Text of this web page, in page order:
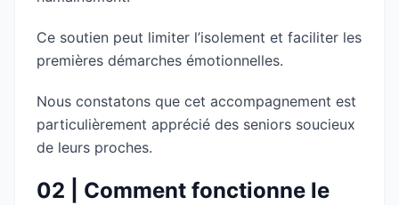
Ce soutien peut limiter l’isolement et faciliter les
premières démarches émotionnelles.
Nous constatons que cet accompagnement est
particulièrement apprécié des seniors soucieux
de leurs proches.
02 | Comment fonctionne le